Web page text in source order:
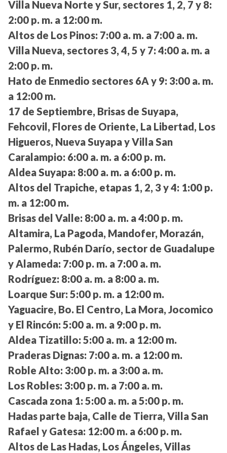
Villa Nueva Norte y Sur, sectores 1, 2, 7 y 8:
2:00 p. m. a 12:00 m.
Altos de Los Pinos: 7:00 a. m. a 7:00 a. m.
Villa Nueva, sectores 3, 4, 5 y 7: 4:00 a. m. a
2:00 p. m.
Hato de Enmedio sectores 6A y 9: 3:00 a. m.
a 12:00 m.
17 de Septiembre, Brisas de Suyapa,
Fehcovil, Flores de Oriente, La Libertad, Los
Higueros, Nueva Suyapa y Villa San
Caralampio: 6:00 a. m. a 6:00 p. m.
Aldea Suyapa: 8:00 a. m. a 6:00 p. m.
Altos del Trapiche, etapas 1, 2, 3 y 4: 1:00 p.
m. a 12:00 m.
Brisas del Valle: 8:00 a. m. a 4:00 p. m.
Altamira, La Pagoda, Mandofer, Morazán,
Palermo, Rubén Darío, sector de Guadalupe
y Alameda: 7:00 p. m. a 7:00 a. m.
Rodríguez: 8:00 a. m. a 8:00 a. m.
Loarque Sur: 5:00 p. m. a 12:00 m.
Yaguacire, Bo. El Centro, La Mora, Jocomico
y El Rincón: 5:00 a. m. a 9:00 p. m.
Aldea Tizatillo: 5:00 a. m. a 12:00 m.
Praderas Dignas: 7:00 a. m. a 12:00 m.
Roble Alto: 3:00 p. m. a 3:00 a. m.
Los Robles: 3:00 p. m. a 7:00 a. m.
Cascada zona 1: 5:00 a. m. a 5:00 p. m.
Hadas parte baja, Calle de Tierra, Villa San
Rafael y Gatesa: 12:00 m. a 6:00 p. m.
Altos de Las Hadas, Los Ángeles, Villas